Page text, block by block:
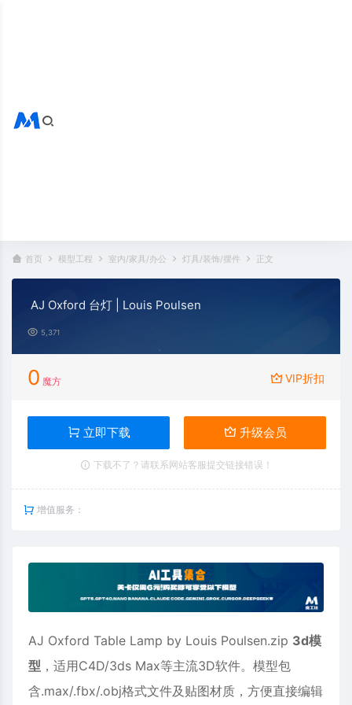
首页 模型工程 室内/家具/办公 灯具/装饰/摆件 正文
AJ Oxford 台灯 | Louis Poulsen
5,371
0 魔方 VIP折扣
立即下载 升级会员
下载不了？请联系网站客服提交链接错误！
增值服务：
AJ Oxford Table Lamp by Louis Poulsen.zip 3d模
型 ，适用C4D/3ds Max等主流3D软件。模型包
含.max/.fbx/.obj格式文件及贴图材质，方便直接编辑